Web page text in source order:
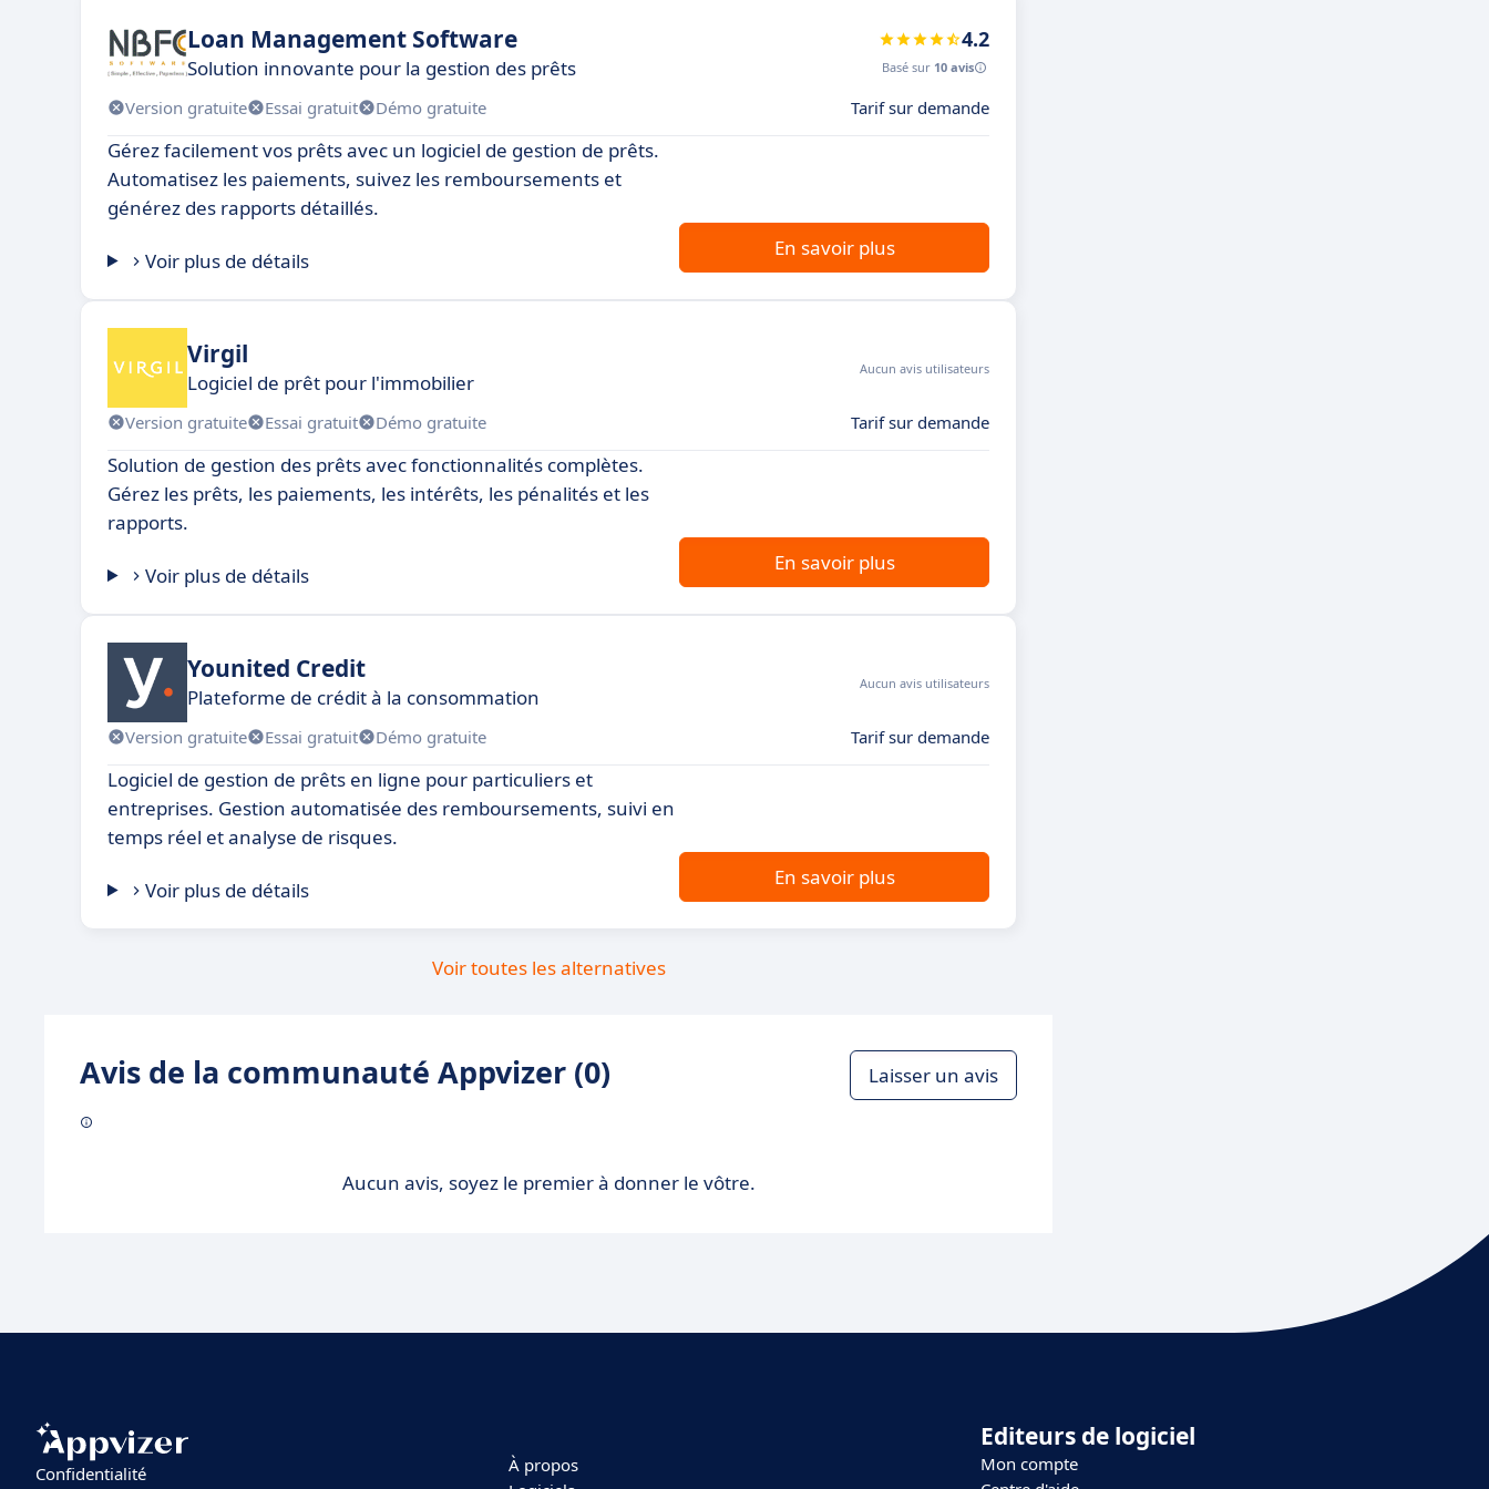
Loan Management Software
Solution innovante pour la gestion des prêts
4.2
Basé sur 10 avis
Version gratuite Essai gratuit Démo gratuite Tarif sur demande
Gérez facilement vos prêts avec un logiciel de gestion de prêts.
Automatisez les paiements, suivez les remboursements et
générez des rapports détaillés.
Voir plus de détails
En savoir plus
Virgil
Logiciel de prêt pour l'immobilier
Aucun avis utilisateurs
Version gratuite Essai gratuit Démo gratuite Tarif sur demande
Solution de gestion des prêts avec fonctionnalités complètes.
Gérez les prêts, les paiements, les intérêts, les pénalités et les
rapports.
Voir plus de détails
En savoir plus
Younited Credit
Plateforme de crédit à la consommation
Aucun avis utilisateurs
Version gratuite Essai gratuit Démo gratuite Tarif sur demande
Logiciel de gestion de prêts en ligne pour particuliers et
entreprises. Gestion automatisée des remboursements, suivi en
temps réel et analyse de risques.
Voir plus de détails
En savoir plus
Voir toutes les alternatives
Avis de la communauté Appvizer (0) Laisser un avis
Aucun avis, soyez le premier à donner le vôtre.
Confidentialité
À propos
Editeurs de logiciel
Mon compte